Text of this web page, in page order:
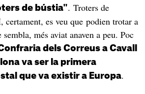
de bústia". Troters de
es veu que podien trotar a
més aviat anaven a peu. Poc
dels Correus a Cavall
va ser la primera
que va existir a Europa.